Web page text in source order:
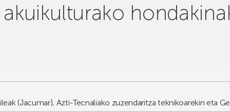
(Jacumar), Azti-Tecnaliako zuzendaritza teknikoarekin eta